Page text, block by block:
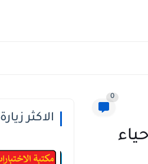
0
الاكثر زيارة